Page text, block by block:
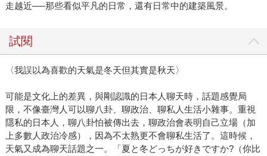
走越近──那些看似平凡的日常，還有日常中的建築風景。
試閱
〈我誤以為喜歡的天氣是冬天但其實是秋天〉
可能是文化上的差異，與剛認識的日本人聊天時，話題感覺局
限，不像臺灣人可以聊八卦、聊政治、聊私人生活小雜事。重視
隱私的日本人，聊八卦怕被傳出去，聊政治會表明自己立場（加
上多數人政治冷感），因為不太熟更不會聊私生活了。這時候，
天氣又成為聊天話題之一。「夏と冬どっちが好きですか?（你比